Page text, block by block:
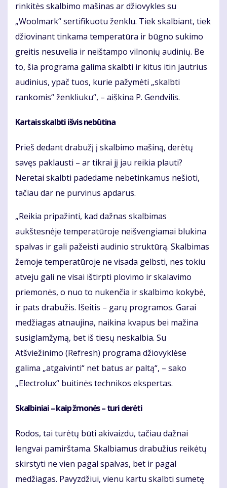
rinkitės skalbimo mašinas ar džiovykles su
„Woolmark“ sertifikuotu ženklu. Tiek skalbiant, tiek
džiovinant tinkama temperatūra ir būgno sukimo
greitis nesuvelia ir neištampo vilnonių audinių. Be
to, šia programa galima skalbti ir kitus itin jautrius
audinius, ypač tuos, kurie pažymėti „skalbti
rankomis“ ženkliuku“, – aiškina P. Gendvilis.
Kartais skalbti išvis nebūtina
Prieš dedant drabužį į skalbimo mašiną, derėtų
savęs paklausti – ar tikrai jį jau reikia plauti?
Neretai skalbti padedame nebetinkamus nešioti,
tačiau dar ne purvinus apdarus.
„Reikia pripažinti, kad dažnas skalbimas
aukštesnėje temperatūroje neišvengiamai blukina
spalvas ir gali pažeisti audinio struktūrą. Skalbimas
žemoje temperatūroje ne visada gelbsti, nes tokiu
atveju gali ne visai ištirpti plovimo ir skalavimo
priemonės, o nuo to nukenčia ir skalbimo kokybė,
ir pats drabužis. Išeitis – garų programos. Garai
medžiagas atnaujina, naikina kvapus bei mažina
susiglamžymą, bet iš tiesų neskalbia. Su
Atšviežinimo (Refresh) programa džiovyklėse
galima „atgaivinti“ net batus ar paltą“, – sako
„Electrolux“ buitinės technikos ekspertas.
Skalbiniai – kaip žmonės – turi derėti
Rodos, tai turėtų būti akivaizdu, tačiau dažnai
lengvai pamirštama. Skalbiamus drabužius reikėtų
skirstyti ne vien pagal spalvas, bet ir pagal
medžiagas. Pavyzdžiui, vienu kartu skalbti sumetę